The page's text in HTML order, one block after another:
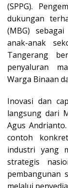
(SPPG).
dukungan
(MBG)
anak-anak
Tangerang
penyaluran
Warga Binaan
Inovasi dan
langsung dari
Agus
contoh
industri yang
strategis
pembangunan